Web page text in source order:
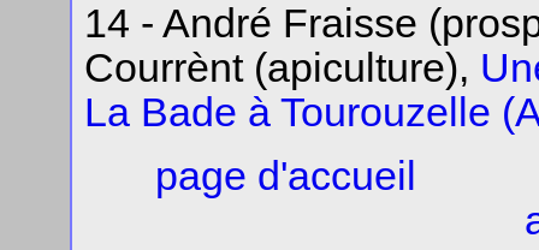
14 - André Fraisse
Courrènt (apiculture),
La Bade à Tourouzelle
page d'accueil